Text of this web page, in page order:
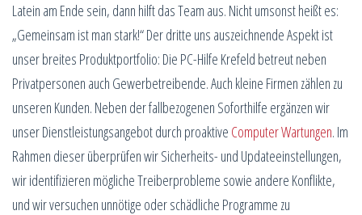
Latein am Ende sein, dann hilft das Team aus. Nicht umsonst heißt es:
„Gemeinsam ist man stark!“ Der dritte uns auszeichnende Aspekt ist
unser breites Produktportfolio: Die PC-Hilfe Krefeld betreut neben
Privatpersonen auch Gewerbetreibende. Auch kleine Firmen zählen zu
unseren Kunden. Neben der fallbezogenen Soforthilfe ergänzen wir
unser Dienstleistungsangebot durch proaktive Computer Wartungen. Im
Rahmen dieser überprüfen wir Sicherheits- und Updateeinstellungen,
wir identifizieren mögliche Treiberprobleme sowie andere Konflikte,
und wir versuchen unnötige oder schädliche Programme zu